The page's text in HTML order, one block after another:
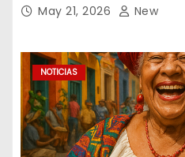
May 21, 2026 New
NOTICIAS